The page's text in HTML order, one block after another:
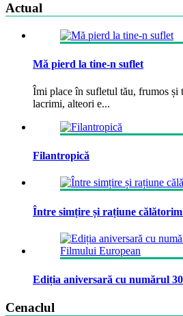
Actual
Mă pierd la tine-n suflet
Îmi place în sufletul tău, frumos
lacrimi, alteori e...
Filantropică
Între simțire și rațiune
Ediția aniversară cu numărul
Cenaclul